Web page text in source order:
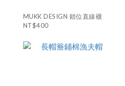
MUKK DESIGN 錯位直線襪
NT$400